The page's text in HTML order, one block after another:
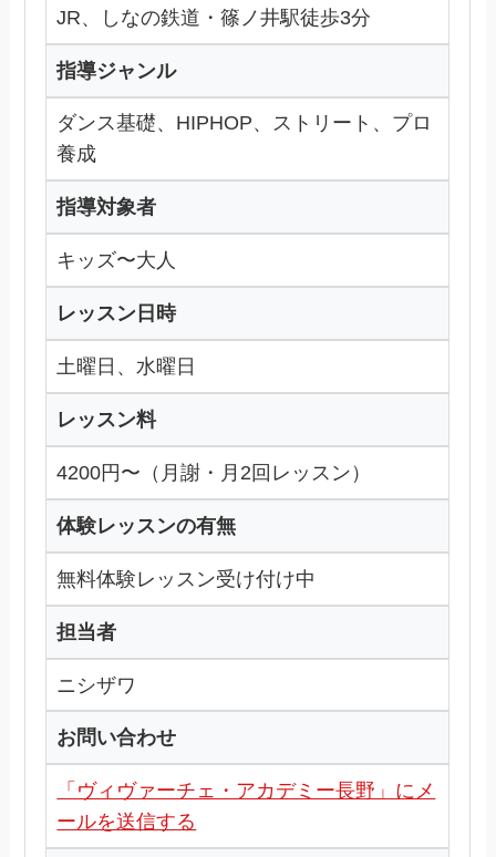
JR、しなの鉄道・篠ノ井駅徒歩3分
指導ジャンル
ダンス基礎、HIPHOP、ストリート、プロ
養成
指導対象者
キッズ〜大人
レッスン日時
土曜日、水曜日
レッスン料
4200円〜（月謝・月2回レッスン）
体験レッスンの有無
無料体験レッスン受け付け中
担当者
ニシザワ
お問い合わせ
「ヴィヴァーチェ・アカデミー長野」にメ
ールを送信する